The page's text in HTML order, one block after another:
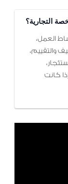
التجارية؟
العمل،
والتقييم،
كانت